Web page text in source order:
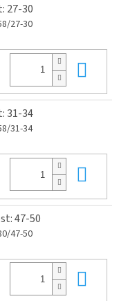
27-30
27-30
31-34
31-34
47-50
47-50